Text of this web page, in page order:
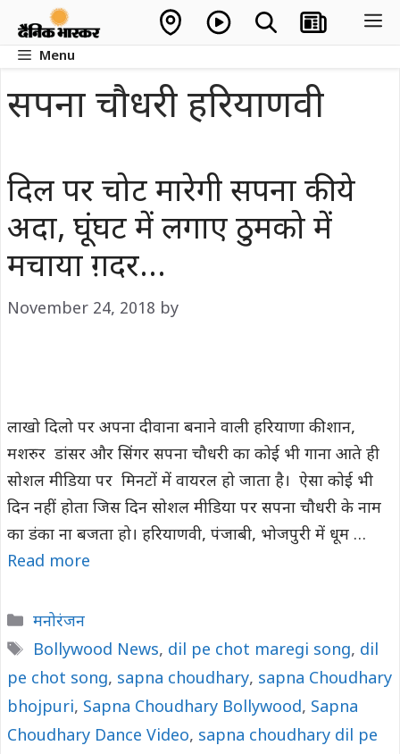
contentMenu
सपना चौधरी हरियाणवी
दिल पर चोट मारेगी सपना की ये
अदा, घूंघट में लगाए ठुमको में
मचाया ग़दर…
November 24, 2018 by
लाखो दिलो पर अपना दीवाना बनाने वाली हरियाणा की शान,
मशरुर डांसर और सिंगर सपना चौधरी का कोई भी गाना आते ही
सोशल मीडिया पर मिनटों में वायरल हो जाता है। ऐसा कोई भी
दिन नहीं होता जिस दिन सोशल मीडिया पर सपना चौधरी के नाम
का डंका ना बजता हो। हरियाणवी, पंजाबी, भोजपुरी में धूम …
Read more
Categories
मनोरंजन
Tags
Bollywood News, dil pe chot maregi song, dil
pe chot song, sapna choudhary, sapna Choudhary
bhojpuri, Sapna Choudhary Bollywood, Sapna
Choudhary Dance Video, sapna choudhary dil pe